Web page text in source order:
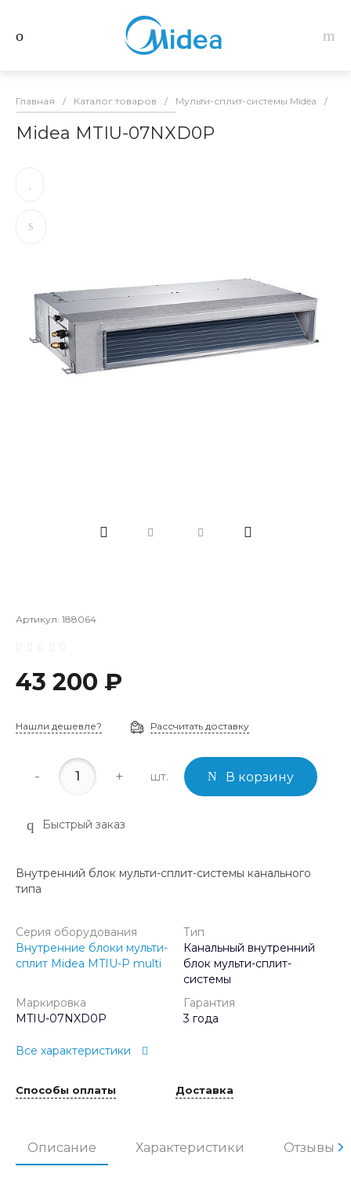
Главная / Каталог товаров / Мульти-сплит-системы Midea /
Midea MTIU-07NXD0P
Артикул: 188064
43 200 ₽
Нашли дешевле? Рассчитать доставку
- + шт. В корзину
Быстрый заказ
Внутренний блок мульти-сплит-системы канального
типа
Серия оборудования
Внутренние блоки мульти-
сплит Midea MTIU-P multi
Тип
Канальный внутренний
блок мульти-сплит-
системы
Маркировка
MTIU-07NXD0P
Гарантия
3 года
Все характеристики
Способы оплаты Доставка
Описание Характеристики Отзывы